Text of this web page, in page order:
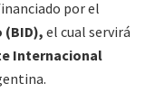
por el
(BID), el cual servirá
Internacional